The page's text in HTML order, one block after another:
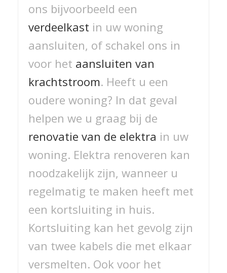
ons bijvoorbeeld een
verdeelkast in uw woning
aansluiten, of schakel ons in
voor het aansluiten van
krachtstroom. Heeft u een
oudere woning? In dat geval
helpen we u graag bij de
renovatie van de elektra in uw
woning. Elektra renoveren kan
noodzakelijk zijn, wanneer u
regelmatig te maken heeft met
een kortsluiting in huis.
Kortsluiting kan het gevolg zijn
van twee kabels die met elkaar
versmelten. Ook voor het